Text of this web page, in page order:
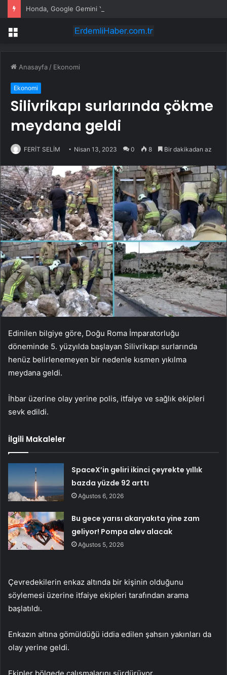
Menü
Anasayfa / Ekonomi
Ekonomi
Silivrikapı surlarında çökme
meydana geldi
FERİT SELİM Nisan 13, 2023 0 8 Bir dakikadan az
Edinilen bilgiye göre, Doğu Roma İmparatorluğu
döneminde 5. yüzyılda başlayan Silivrikapı surlarında
henüz belirlenemeyen bir nedenle kısmen yıkılma
meydana geldi.
İhbar üzerine olay yerine polis, itfaiye ve sağlık ekipleri
sevk edildi.
İlgili Makaleler
SpaceX’in geliri ikinci çeyrekte yıllık
bazda yüzde 92 arttı
Ağustos 6, 2026
Bu gece yarısı akaryakıta yine zam
geliyor! Pompa alev alacak
Ağustos 5, 2026
Çevredekilerin enkaz altında bir kişinin olduğunu
söylemesi üzerine itfaiye ekipleri tarafından arama
başlatıldı.
Enkazın altına gömüldüğü iddia edilen şahsın yakınları da
olay yerine geldi.
Ekipler bölgede çalışmalarını sürdürüyor.